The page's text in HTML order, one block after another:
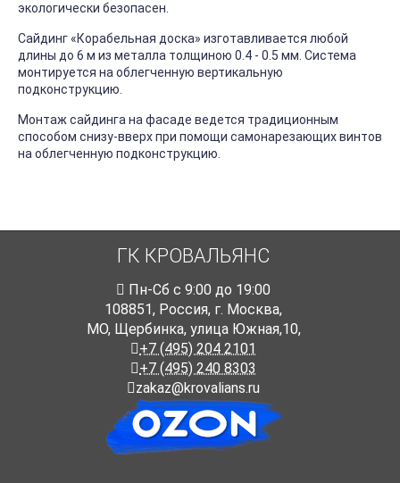
экологически безопасен.
Сайдинг «Корабельная доска» изготавливается любой
длины до 6 м из металла толщиною 0.4 - 0.5 мм. Система
монтируется на облегченную вертикальную
подконструкцию.
Монтаж сайдинга на фасаде ведется традиционным
способом снизу-вверх при помощи самонарезающих винтов
на облегченную подконструкцию.
ГК КРОВАЛЬЯНС
Пн-Cб с 9:00 до 19:00
108851, Россия, г. Москва,
МО, Щербинка, улица Южная,10,
+7 (495) 204 2101
+7 (495) 240 8303
zakaz@krovalians.ru